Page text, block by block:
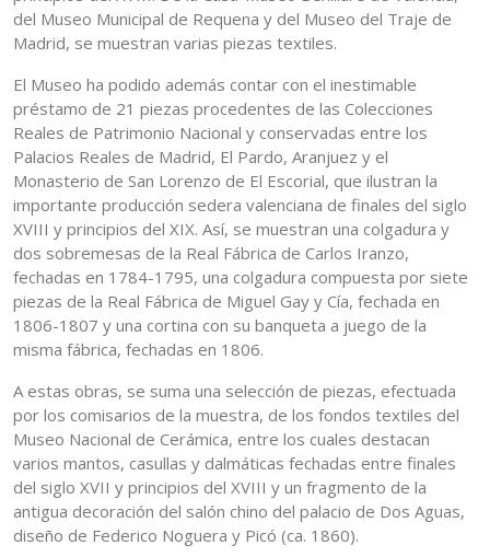
del Museo Municipal de Requena y del Museo del Traje de
Madrid, se muestran varias piezas textiles.
El Museo ha podido además contar con el inestimable
préstamo de 21 piezas procedentes de las Colecciones
Reales de Patrimonio Nacional y conservadas entre los
Palacios Reales de Madrid, El Pardo, Aranjuez y el
Monasterio de San Lorenzo de El Escorial, que ilustran la
importante producción sedera valenciana de finales del siglo
XVIII y principios del XIX. Así, se muestran una colgadura y
dos sobremesas de la Real Fábrica de Carlos Iranzo,
fechadas en 1784-1795, una colgadura compuesta por siete
piezas de la Real Fábrica de Miguel Gay y Cía, fechada en
1806-1807 y una cortina con su banqueta a juego de la
misma fábrica, fechadas en 1806.
A estas obras, se suma una selección de piezas, efectuada
por los comisarios de la muestra, de los fondos textiles del
Museo Nacional de Cerámica, entre los cuales destacan
varios mantos, casullas y dalmáticas fechadas entre finales
del siglo XVII y principios del XVIII y un fragmento de la
antigua decoración del salón chino del palacio de Dos Aguas,
diseño de Federico Noguera y Picó (ca. 1860).